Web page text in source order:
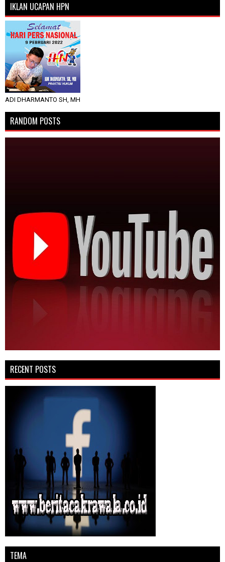
IKLAN UCAPAN HPN
ADI DHARMANTO SH, MH
RANDOM POSTS
RECENT POSTS
TEMA